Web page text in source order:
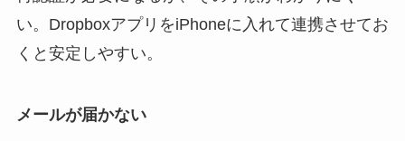
い。DropboxアプリをiPhoneに入れて連携させてお
くと安定しやすい。
メールが届かない